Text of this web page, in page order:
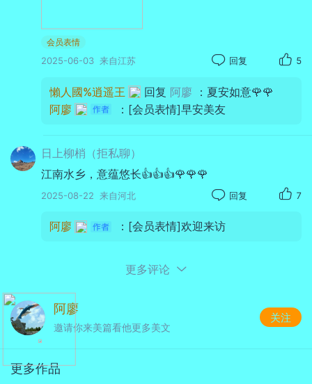
会员表情
2025-06-03 来自江苏 回复 5
懶人國%逍遥王 回复 阿廖
：夏安如意🌹🌹
阿廖
：[会员表情]早安美友
日上柳梢（拒私聊）
江南水乡，意蕴悠长👍👍👍🌹🌹🌹
2025-08-22 来自河北 回复 7
阿廖 ：[会员表情]欢迎来访
更多评论
阿廖
邀请你来美篇看他更多美文
关注
更多作品